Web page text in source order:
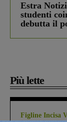
Estra
studenti
debutta il
Più lette
Figline Incisa